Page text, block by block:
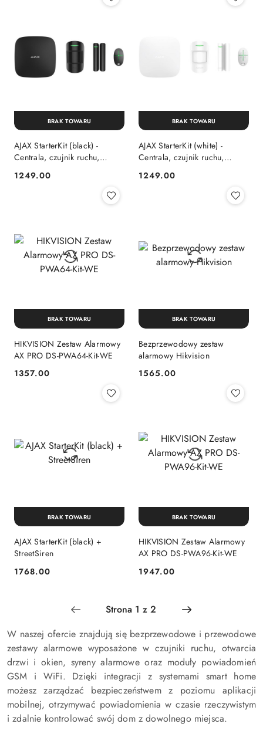
obniżką
AJAX StarterKit (black) -
Centrala, czujnik ruchu,
Cena:
1249.00
BRAK TOWARU
AJAX StarterKit (white) -
Centrala, czujnik ruchu,
Cena:
1249.00
BRAK TOWARU
HIKVISION Zestaw Alarmowy
AX PRO DS-PWA64-Kit-WE
Cena:
1357.00
BRAK TOWARU
Bezprzewodowy zestaw
alarmowy Hikvision
Cena:
1565.00
BRAK TOWARU
AJAX StarterKit (black) +
StreetSiren
Cena:
1768.00
BRAK TOWARU
HIKVISION Zestaw Alarmowy
AX PRO DS-PWA96-Kit-WE
Cena:
1947.00
BRAK TOWARU
W naszej ofercie znajdują się bezprzewodowe i przewodowe
zestawy alarmowe wyposażone w czujniki ruchu, otwarcia
drzwi i okien, syreny alarmowe oraz moduły powiadomień
GSM i WiFi. Dzięki integracji z systemami smart home
możesz zarządzać bezpieczeństwem z poziomu aplikacji
mobilnej, otrzymywać powiadomienia w czasie rzeczywistym
i zdalnie kontrolować swój dom z dowolnego miejsca.